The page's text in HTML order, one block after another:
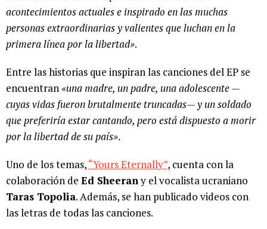
acontecimientos actuales e inspirado en las muchas
personas extraordinarias y valientes que luchan en la
primera línea por la libertad».
Entre las historias que inspiran las canciones del EP se
encuentran «una madre, un padre, una adolescente —
cuyas vidas fueron brutalmente truncadas— y un soldado
que preferiría estar cantando, pero está dispuesto a morir
por la libertad de su país».
Uno de los temas,“Yours Eternally”, cuenta con la
colaboración de Ed Sheerany el vocalista ucraniano
Taras Topolia. Además, se han publicado videos con
las letras de todas las canciones.